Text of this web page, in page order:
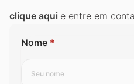
clique aqui e entre em
Nome *